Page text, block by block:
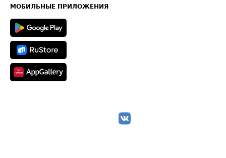
Техническая информация
МОБИЛЬНЫЕ ПРИЛОЖЕНИЯ